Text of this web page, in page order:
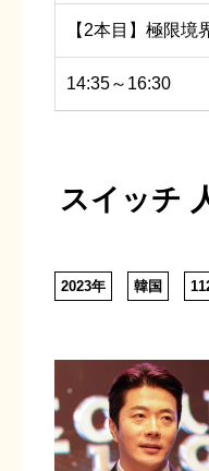
【2本目】極限境
14:35～16:30
スイッチ
2023年 韓国